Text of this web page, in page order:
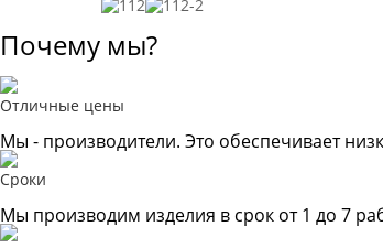
Почему мы?
Отличные цены
Мы - производители. Это обеспечивает
Сроки
Мы производим изделия в срок от 1 до 7